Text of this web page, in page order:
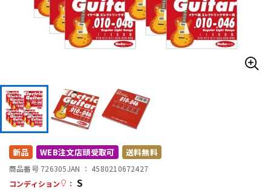
アンプ エフェクター
DTM オンライン納品
配信/ライブ機器
新品 WEB注文店頭受取可 送料無料
商品番号 726305JAN ： 4580210672427
コンディション
： S